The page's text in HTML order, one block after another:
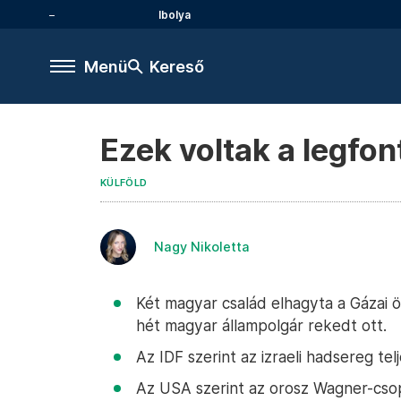
Ibolya
Menü Kereső
Ezek voltak a
KÜLFÖLD
Nagy Nikoletta
Két magyar család elhagyta a
hét magyar állampolgár rekedt ott.
Az IDF szerint az izraeli hadsereg
Az USA szerint az orosz Wagner-